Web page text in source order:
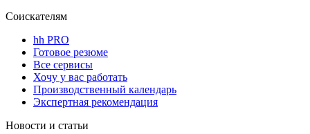
Соискателям
hh PRO
Готовое резюме
Все сервисы
Хочу у вас работать
Производственный календарь
Экспертная рекомендация
Новости и статьи